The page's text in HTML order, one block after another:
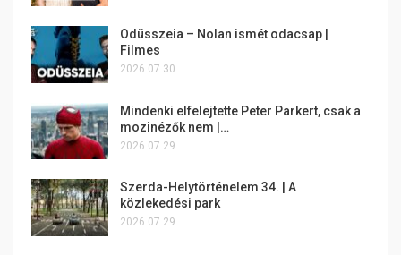
Odüsszeia – Nolan ismét odacsap |
Filmes
2026.07.30.
Mindenki elfelejtette Peter Parkert, csak a
mozinézők nem |…
2026.07.29.
Szerda-Helytörténelem 34. | A
közlekedési park
2026.07.29.